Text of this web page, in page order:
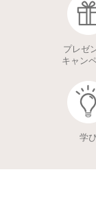
プレゼ
キャン
学